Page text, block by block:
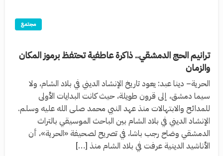
مجتمع
ترانيم الحج الدمشقي.. ذاكرة عاطفية تحتفظ برموز المكان
والزمان
الحرية– دينا عبد: يعود تاريخ الإنشاد الديني في بلاد الشام، ولا
سيما دمشق، إلى قرون طويلة، حيث كانت البدايات الأولى
للمدائح والابتهالات منذ عهد النبي محمد صلى الله عليه وسلم.
الإنشاد الديني في بلاد الشام بين الباحث الموسيقي بالتراث
الدمشقي وضاح رجب باشا، في تصريح لصحيفة «الحرية»، أن
الأناشيد الدينية عرفت في بلاد الشام منذ […]